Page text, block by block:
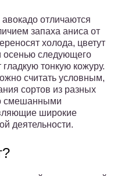
отличаются
запаха аниса от
холода, цветут
осенью следующего
тонкую кожуру.
считать условным,
сортов из разных
смешанными
широкие
деятельности.